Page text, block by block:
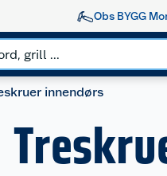
Obs BYGG
innendørs